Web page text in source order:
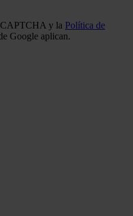
y la Política de
Google aplican.